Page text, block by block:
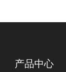
产品中心